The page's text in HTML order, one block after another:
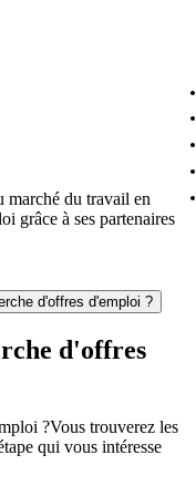
marché du travail en
grâce à ses partenaires
d'offres d'emploi ?
d'offres
?Vous trouverez les
qui vous intéresse